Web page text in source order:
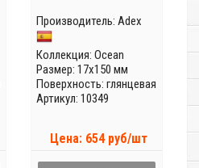
Производитель: Adex
Коллекция: Ocean
Размер: 17x150 мм
Поверхность: глянцевая
Артикул: 10349
Цена: 654 руб/шт